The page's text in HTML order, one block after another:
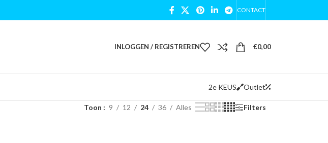
CONTACT
INLOGGEN / REGISTREREN €0,00
2e KEUS Outlet
Toon 9 12 24 36 Alles Filters